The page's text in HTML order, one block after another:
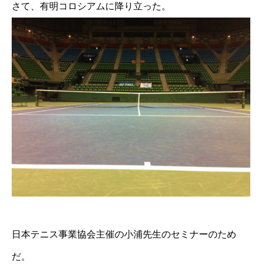
さて、有明コロシアムに降り立った。
日本テニス事業協会主催の小浦先生のセミナーのため
だ。